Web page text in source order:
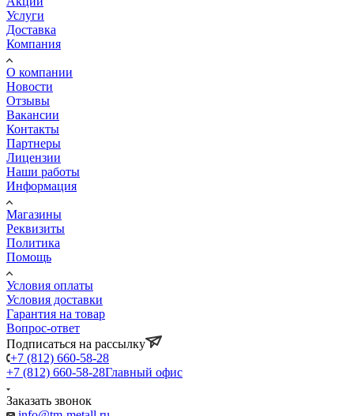
Услуги
Доставка
Компания
О компании
Новости
Отзывы
Вакансии
Контакты
Партнеры
Лицензии
Наши работы
Информация
Магазины
Реквизиты
Политика
Помощь
Условия оплаты
Условия доставки
Гарантия на товар
Вопрос-ответ
Подписаться на рассылку
+7 (812) 660-58-28
+7 (812) 660-58-28Главный офис
Заказать звонок